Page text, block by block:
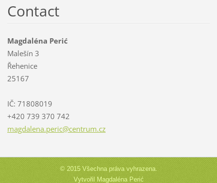
Contact
Magdaléna Perić
Malešín 3
Řehenice
25167
IČ: 71808019
+420 739 370 742
magdalena.peric@centrum.cz
© 2015 Všechna práva vyhrazena.
Vytvořil Magdaléna Perić